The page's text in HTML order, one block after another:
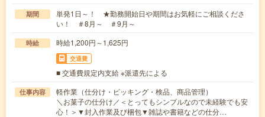
期間
単発1日～！ ★勤務開始日や期間はお気軽にご相談くださ
い！ ＃8月～ ＃9月～
時給 時給1,200円～1,625円
交通費
■ 交通費規定内支給 ※派遣先による
仕事内容
軽作業（仕分け・ピッキング・検品、商品管理）
＼お菓子の仕分け／＜とってもシンプルなので未経験でも安
心！＞▼封入作業及び梱包▼雑誌や書籍などの仕分…